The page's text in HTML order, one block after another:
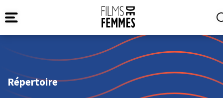
Répertoire